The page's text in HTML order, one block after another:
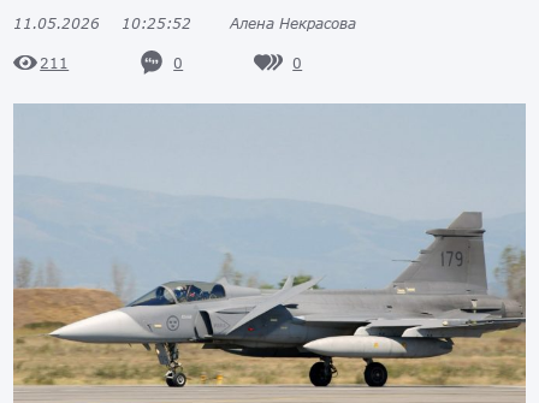
11.05.2026 10:25:52 Алена Некрасова
211 0 0